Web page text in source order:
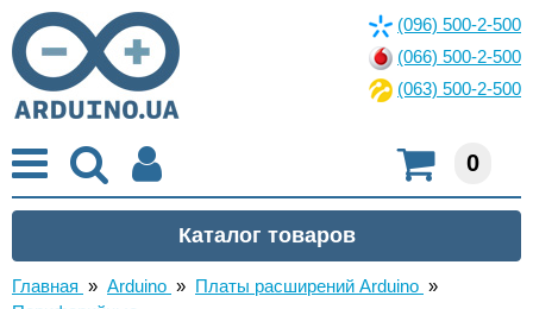
(096) 500-2-500
(066) 500-2-500
(063) 500-2-500
0
Главная » Arduino » Платы расширений Arduino »